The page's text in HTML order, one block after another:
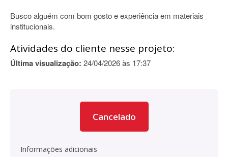
Busco alguém com bom gosto e experiência em materiais
institucionais.
Atividades do cliente nesse projeto:
Última visualização: 24/04/2026 às 17:37
Cancelado
Informações adicionais